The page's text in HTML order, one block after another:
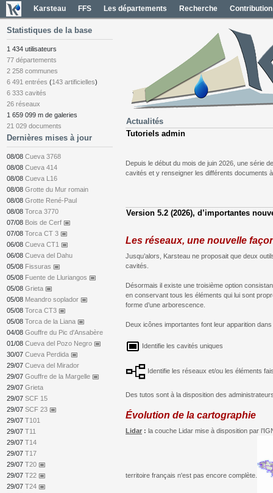
Karsteau FFS Les départements Recherche Contribution
Statistiques de la base
1 434 utilisateurs
77 départements
2 258 communes
6 491 entrées (143 artificielles)
6 333 cavités
26 réseaux
1 659 099 m de galeries
21 029 documents
Dernières mises à jour
08/08 Cueva 3768
08/08 Cueva 414
08/08 Cueva L16
08/08 Grotte du Mur romain
08/08 Grotte René-Paul
08/08 Torca 3770
07/08 Bois de Cerf capture
07/08 Torca CT 3 capture
06/08 Cueva CT1 capture
06/08 Cueva del Dahu
05/08 Fissuras capture
05/08 Fuente de Lluriangos capture
05/08 Grieta capture
05/08 Meandro soplador capture
05/08 Torca CT3 capture
05/08 Torca de la Liana capture
04/08 Gouffre du Pic d'Ansabère
01/08 Cueva del Pozo Negro capture
30/07 Cueva Perdida capture
29/07 Cueva del Mirador
29/07 Gouffre de la Margelle capture
29/07 Grieta
29/07 SCF 15
29/07 SCF 23 capture
29/07 T101
29/07 T11
29/07 T14
29/07 T17
29/07 T20 capture
29/07 T22 capture
29/07 T24 capture
Actualités
Tutoriels admin
Depuis le début du mois de juin 2026, une série
cavités et y renseigner les différents documents
Version 5.2 (2026), d’importantes
Les réseaux, une nouvelle
Jusqu’alors, Karsteau ne proposait que deux
cavités.
Désormais il existe une troisième option
en conservant tous les éléments qui lui sont
forme d’une arborescence.
Deux icônes importantes font leur apparition
Identifie les cavités uniques
Identifie les réseaux et/ou les éléments
Des tutos sont à la disposition des
Évolution de la cartographie
Lidar : la couche Lidar mise à disposition par
territoire français n'est pas encore complète.